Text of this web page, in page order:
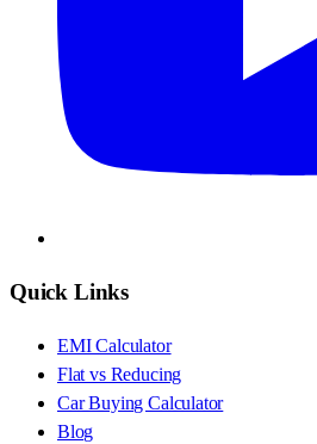
Quick Links
EMI Calculator
Flat vs Reducing
Car Buying Calculator
Blog